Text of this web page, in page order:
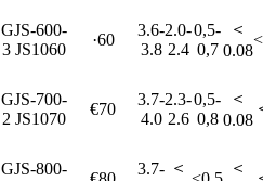
GJS-600-
3 JS1060
·60
3.6-
3.8
2.0-
2.4
0,5-
0,7
＜
0.08
GJS-700-
2 JS1070
€70
3.7-
4.0
2.3-
2.6
0,5-
0,8
＜
0.08
GJS-800-
3.7- ＜
＜